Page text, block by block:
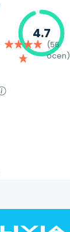
4.7
(56
ocen)